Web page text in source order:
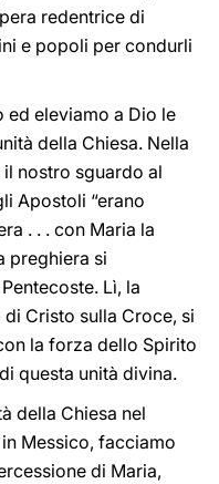
redentrice di
e popoli per condurli
ed eleviamo a Dio le
della Chiesa. Nella
nostro sguardo al
Apostoli “erano
. . . con Maria la
preghiera si
Lì, la
Cristo sulla Croce, si
la forza dello Spirito
questa unità divina.
della Chiesa nel
Messico, facciamo
di Maria,